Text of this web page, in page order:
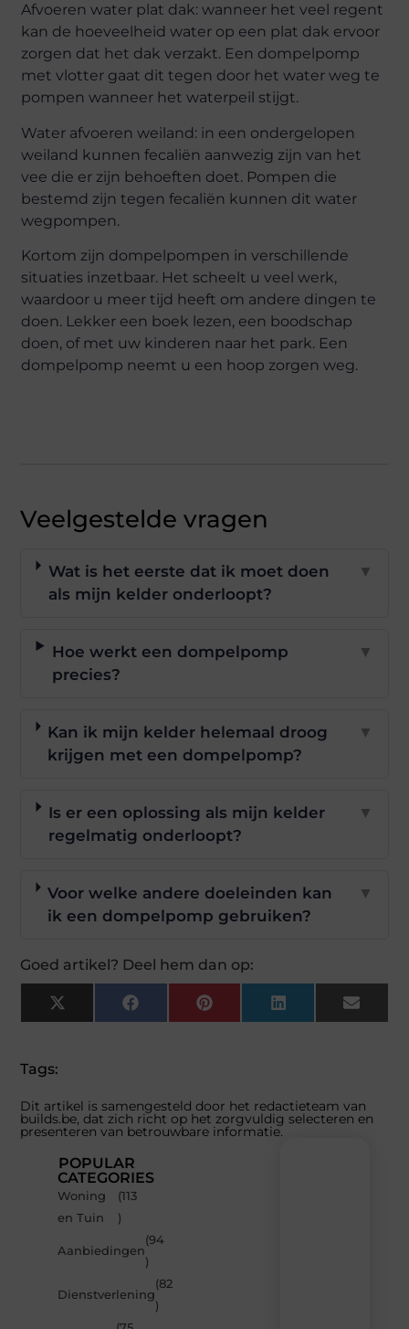
Afvoeren water plat dak: wanneer het veel regent
kan de hoeveelheid water op een plat dak ervoor
zorgen dat het dak verzakt. Een dompelpomp
met vlotter gaat dit tegen door het water weg te
pompen wanneer het waterpeil stijgt.
Water afvoeren weiland: in een ondergelopen
weiland kunnen fecaliën aanwezig zijn van het
vee die er zijn behoeften doet. Pompen die
bestemd zijn tegen fecaliën kunnen dit water
wegpompen.
Kortom zijn dompelpompen in verschillende
situaties inzetbaar. Het scheelt u veel werk,
waardoor u meer tijd heeft om andere dingen te
doen. Lekker een boek lezen, een boodschap
doen, of met uw kinderen naar het park. Een
dompelpomp neemt u een hoop zorgen weg.
Veelgestelde vragen
Wat is het eerste dat ik moet doen
als mijn kelder onderloopt?
▼
Hoe werkt een dompelpomp
precies?
▼
Kan ik mijn kelder helemaal droog
krijgen met een dompelpomp?
▼
Is er een oplossing als mijn kelder
regelmatig onderloopt?
▼
Voor welke andere doeleinden kan
ik een dompelpomp gebruiken?
▼
Goed artikel? Deel hem dan op:
X
(Twitter)
FacebookPinterestLinkedInEmail
Tags:
Dit artikel is samengesteld door het redactieteam van
builds.be, dat zich richt op het zorgvuldig selecteren en
presenteren van betrouwbare informatie.
POPULAR
CATEGORIES
Woning
en Tuin
(113
)
Aanbiedingen
(94
)
Dienstverlening
(82
)